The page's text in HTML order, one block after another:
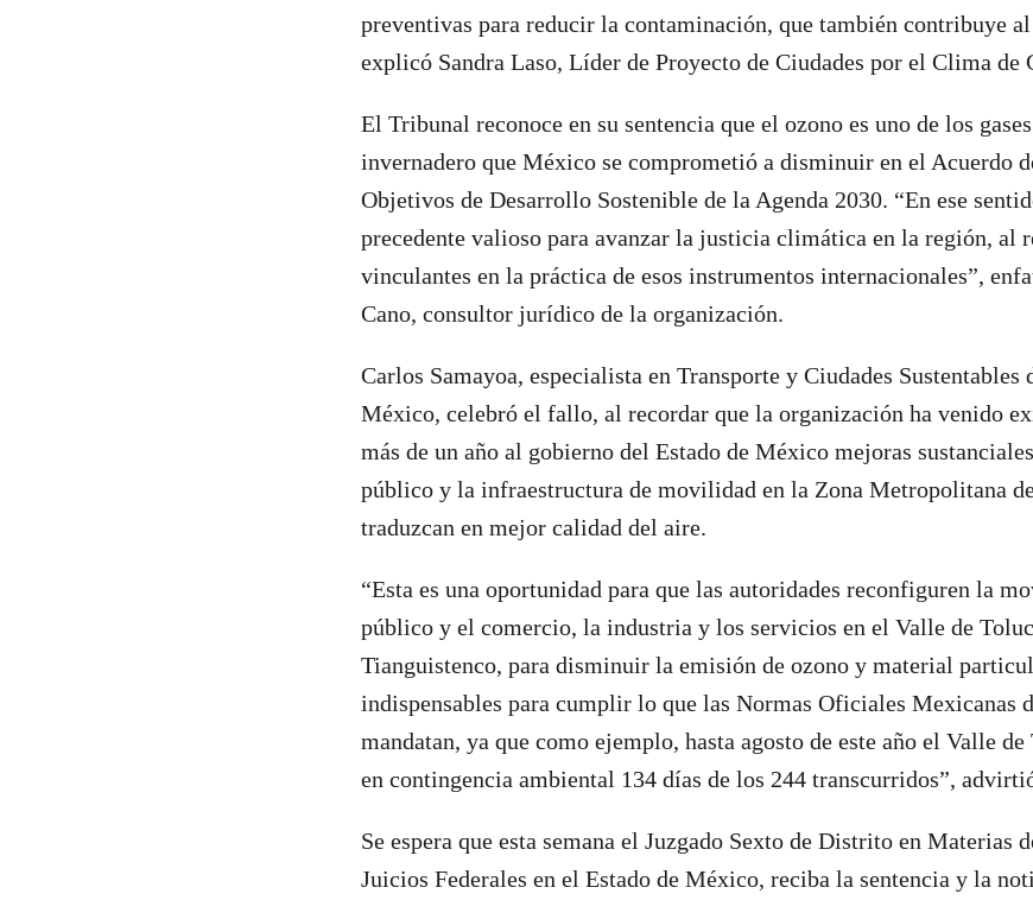
preventivas para reducir la contaminación, que también contribuye
explicó Sandra Laso, Líder de Proyecto de Ciudades por el Clima de
El Tribunal reconoce en su sentencia que el ozono es uno de los
invernadero que México se comprometió a disminuir en el Acuerdo
Objetivos de Desarrollo Sostenible de la Agenda 2030. “En ese
precedente valioso para avanzar la justicia climática en la región, al
vinculantes en la práctica de esos instrumentos internacionales”,
Cano, consultor jurídico de la organización.
Carlos Samayoa, especialista en Transporte y Ciudades Sustentables
México, celebró el fallo, al recordar que la organización ha venido
más de un año al gobierno del Estado de México mejoras
público y la infraestructura de movilidad en la Zona Metropolitana
traduzcan en mejor calidad del aire.
“Esta es una oportunidad para que las autoridades reconfiguren la
público y el comercio, la industria y los servicios en el Valle de
Tianguistenco, para disminuir la emisión de ozono y material
indispensables para cumplir lo que las Normas Oficiales Mexicanas
mandatan, ya que como ejemplo, hasta agosto de este año el Valle
en contingencia ambiental 134 días de los 244 transcurridos”,
Se espera que esta semana el Juzgado Sexto de Distrito en Materias
Juicios Federales en el Estado de México, reciba la sentencia y la